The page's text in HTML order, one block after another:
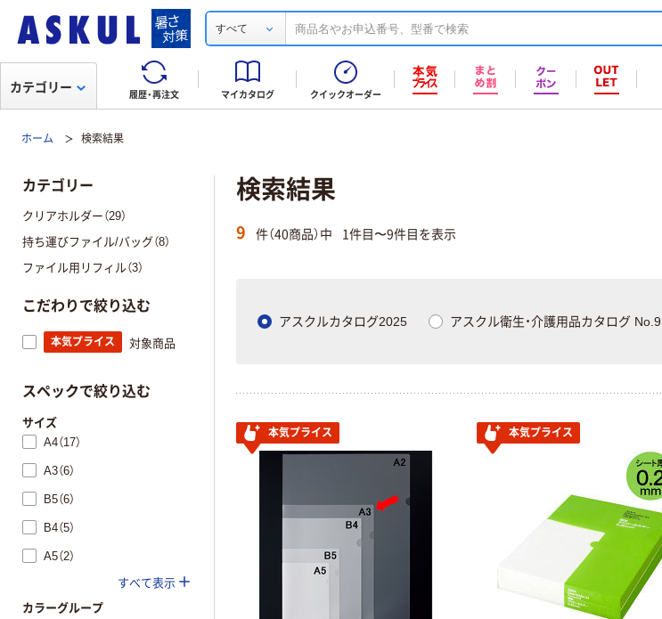
すべて
履歴・再注文 マイカタログ クイックオーダー
カテゴリー
ホーム 検索結果
検索結果
9 件（40商品）中 1件目〜9件目を表示
アスクルカタログ2025 アスクル衛生・介護用品カタログ No.9
本気プライス 本気プライス
カテゴリー
クリアホルダー（29）
持ち運びファイル/バッグ（8）
ファイル用リフィル（3）
こだわりで絞り込む
本気プライス 対象商品
スペックで絞り込む
サイズ
A4（17）
A3（6）
B5（6）
B4（5）
A5（2）
すべて表示
カラーグループ